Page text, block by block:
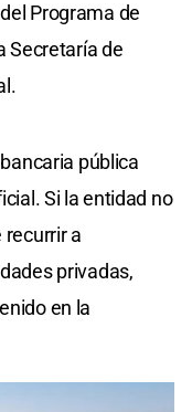
Programa de
Secretaría de
pública
Si la entidad no
recurrir a
privadas,
en la